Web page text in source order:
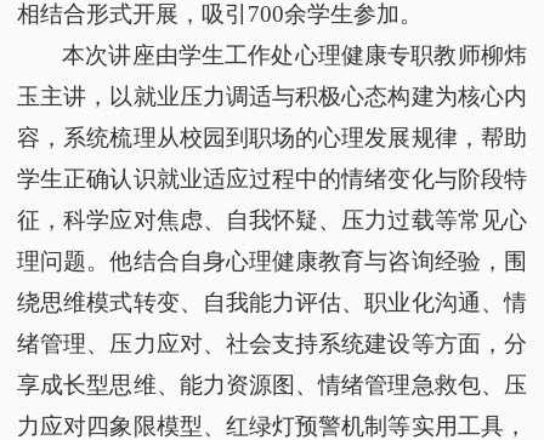
相结合形式开展，吸引 700余学生参加。
本次讲座由学生工作处心理健康专职教师柳炜
玉主讲，以就业压力调适与积极心态构建为核心内
容，系统梳理从校园到职场的心理发展规律，帮助
学生正确认识就业适应过程中的情绪变化与阶段特
征，科学应对焦虑、自我怀疑、压力过载等常见心
理问题。他结合自身心理健康教育与咨询经验，围
绕思维模式转变、自我能力评估、职业化沟通、情
绪管理、压力应对、社会支持系统建设等方面，分
享成长型思维、能力资源图、情绪管理急救包、压
力应对四象限模型、红绿灯预警机制等实用工具，